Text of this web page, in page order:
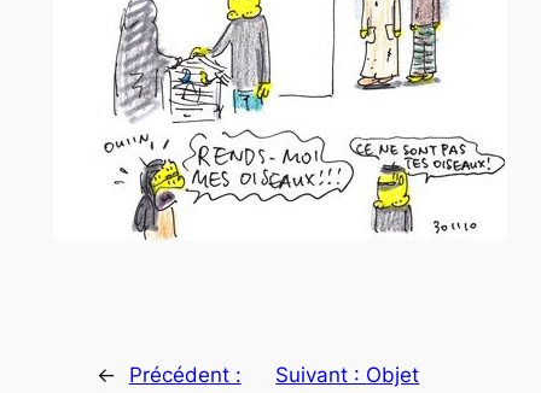
←
Précédent :
Suivant : Objet